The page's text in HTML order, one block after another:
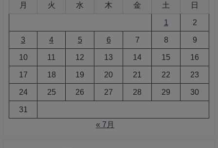
月 火 水 木 金 土 日
1 2
3 4 5 6 7 8 9
10 11 12 13 14 15 16
17 18 19 20 21 22 23
24 25 26 27 28 29 30
31
« 7月